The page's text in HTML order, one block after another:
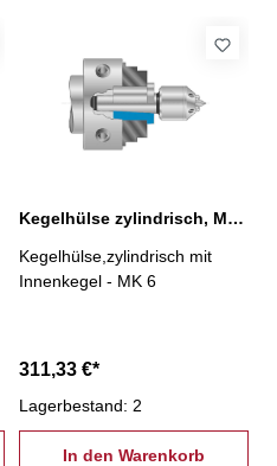
Kegelhülse zylindrisch, MK 6
Kegelhülse,zylindrisch mit
Innenkegel - MK 6
311,33 €*
Lagerbestand: 2
In den Warenkorb